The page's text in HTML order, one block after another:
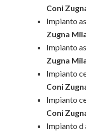
Coni
Impianto
Zugna
Impianto
Zugna
Impianto
Coni
Impianto
Coni
Impianto d